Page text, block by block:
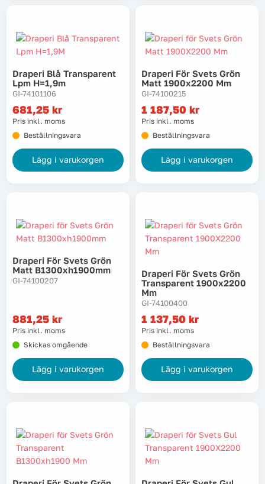
Draperi Blå Transparent
Lpm H=1,9m
GI-74101106
681,25 kr
Pris inkl. moms
Beställningsvara
Lägg i varukorgen
Draperi För Svets Grön
Matt 1900x2200 Mm
GI-74100215
1 187,50 kr
Pris inkl. moms
Beställningsvara
Lägg i varukorgen
Draperi För Svets Grön
Matt B1300xh1900mm
GI-74100207
881,25 kr
Pris inkl. moms
Skickas omgående
Lägg i varukorgen
Draperi För Svets Grön
Transparent 1900x2200
Mm
GI-74100400
1 137,50 kr
Pris inkl. moms
Beställningsvara
Lägg i varukorgen